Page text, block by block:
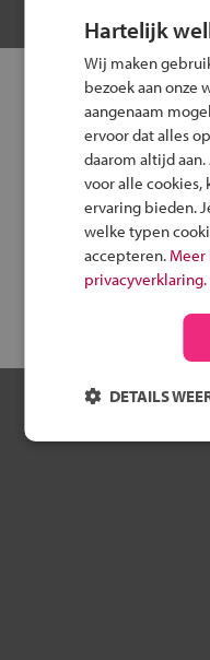
Hartelijk
Wij maken
bezoek aan onze
aangenaam
ervoor dat alles
daarom altijd
voor alle cookies,
ervaring bieden.
welke typen
accepteren. Meer
privacyverklaring.
DETAILS
Geen resultaten
Er zijn geen open
(meer) binnen je
De OpenDagenPlanner
dus het kan voorkomen
Bel dan de school voor
Of probeer met een